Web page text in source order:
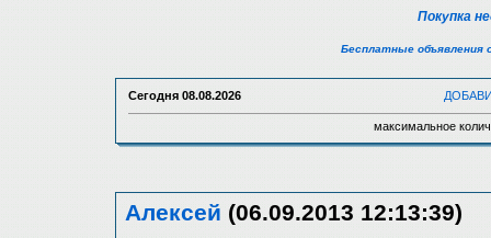
Покупка
Бесплатные объявления
Сегодня 08.08.2026
максимальное
Алексей (06.09.2013 12:13:39)